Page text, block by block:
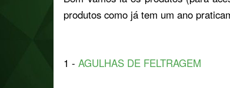
produtos como já tem um ano
1 -AGULHAS DE FELTRAGEM